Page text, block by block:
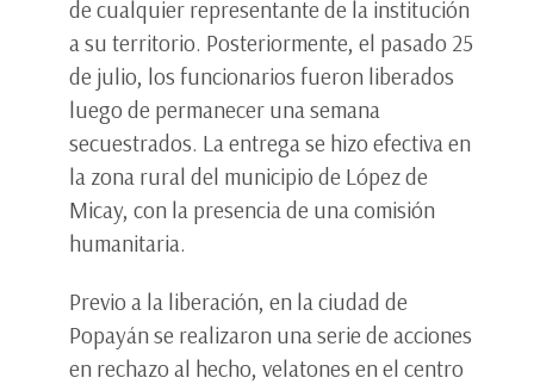
de cualquier representante de la institución
a su territorio. Posteriormente, el pasado 25
de julio, los funcionarios fueron liberados
luego de permanecer una semana
secuestrados. La entrega se hizo efectiva en
la zona rural del municipio de López de
Micay, con la presencia de una comisión
humanitaria.
Previo a la liberación, en la ciudad de
Popayán se realizaron una serie de acciones
en rechazo al hecho, velatones en el centro